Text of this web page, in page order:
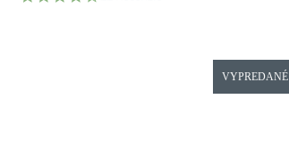
VYPREDANÉ